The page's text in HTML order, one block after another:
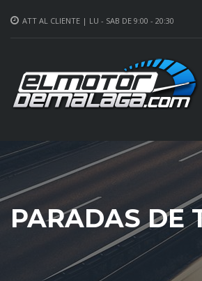
ATT AL CLIENTE | LU - SAB DE 9:00 - 20:30
PARADAS DE